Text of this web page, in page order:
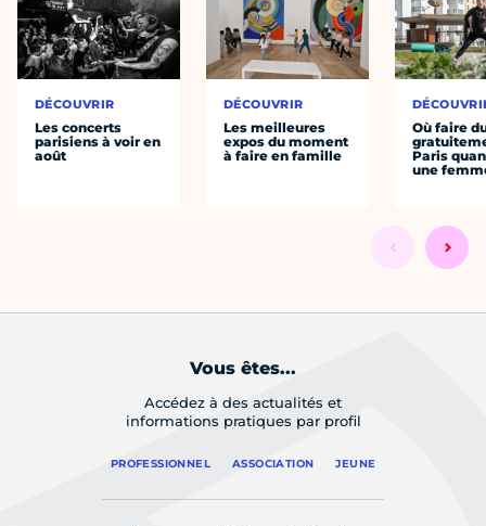
DÉCOUVRIR
Les concerts
parisiens à voir en
août
DÉCOUVRIR
Les meilleures
expos du moment
à faire en famille
Où faire
Paris
une
Vous êtes...
Accédez à des actualités et
informations pratiques par profil
PROFESSIONNEL ASSOCIATION JEUNE